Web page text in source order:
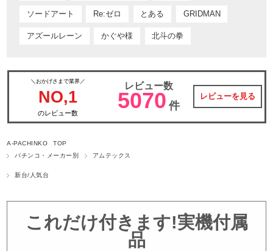
ソードアート Re:ゼロ とある GRIDMAN
アズールレーン かぐや様 北斗の拳
＼おかげさまで業界／
NO,1
のレビュー数
レビュー数
5070 件
レビューを見る
A-PACHINKO TOP
パチンコ・メーカー別
アムテックス
新台/人気台
これだけ付きます!実機付属
品